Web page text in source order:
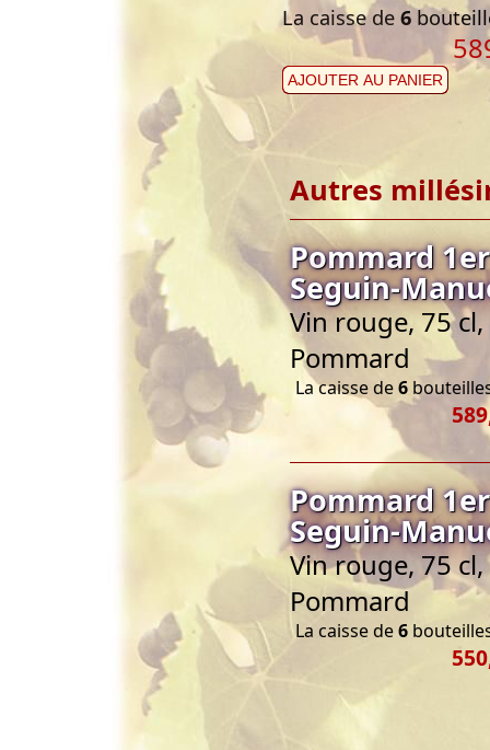
La caisse de 6
AJOUTER AU PANIER
Autres
Pommard
Seguin-
Vin rouge, 75
Pommard
La caisse de6
Pommard
Seguin-
Vin rouge, 75
Pommard
La caisse de6